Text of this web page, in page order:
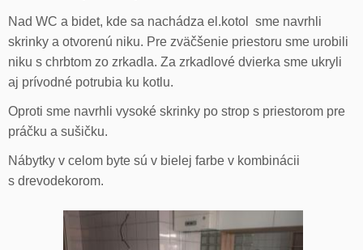
Nad WC a bidet, kde sa nachádza el.kotol sme navrhli
skrinky a otvorenú niku. Pre zväčšenie priestoru sme urobili
niku s chrbtom zo zrkadla. Za zrkadlové dvierka sme ukryli
aj prívodné potrubia ku kotlu.
Oproti sme navrhli vysoké skrinky po strop s priestorom pre
práčku a sušičku.
Nábytky v celom byte sú v bielej farbe v kombinácii
s drevodekorom.